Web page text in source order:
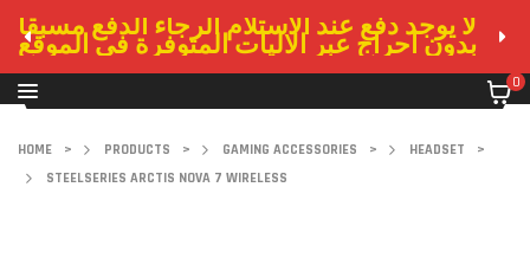
لا يوجد دفع عند الاستلام الرجاء الدفع مسبقا
بدون احراج عبر الاليات المتوفرة في الموقع
0
HOME > PRODUCTS > GAMING ACCESSORIES > HEADSET
>
STEELSERIES ARCTIS NOVA 7 WIRELESS